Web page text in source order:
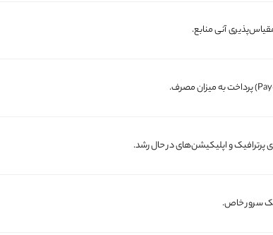
پرترافیک و اپلیکیشن‌های در حال رشد.
سرور خاص.